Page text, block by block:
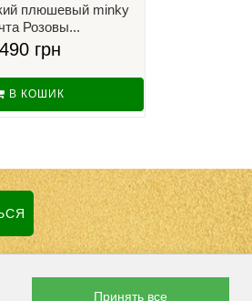
плюшевый minky
Розовы...
490 грн
В КОШИК
Принять все